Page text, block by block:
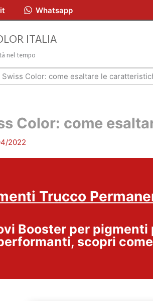
Whatsapp
ITALIA
nel tempo
Swiss Color: come esaltare le
Color: come
2022
Trucco
Booster per
scopri